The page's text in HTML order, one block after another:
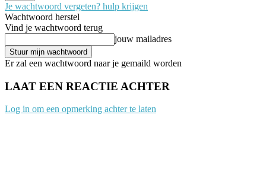
Je wachtwoord vergeten? hulp krijgen
Wachtwoord herstel
Vind je wachtwoord terug
jouw mailadres
Er zal een wachtwoord naar je gemaild worden
LAAT EEN REACTIE ACHTER
Log in om een opmerking achter te laten